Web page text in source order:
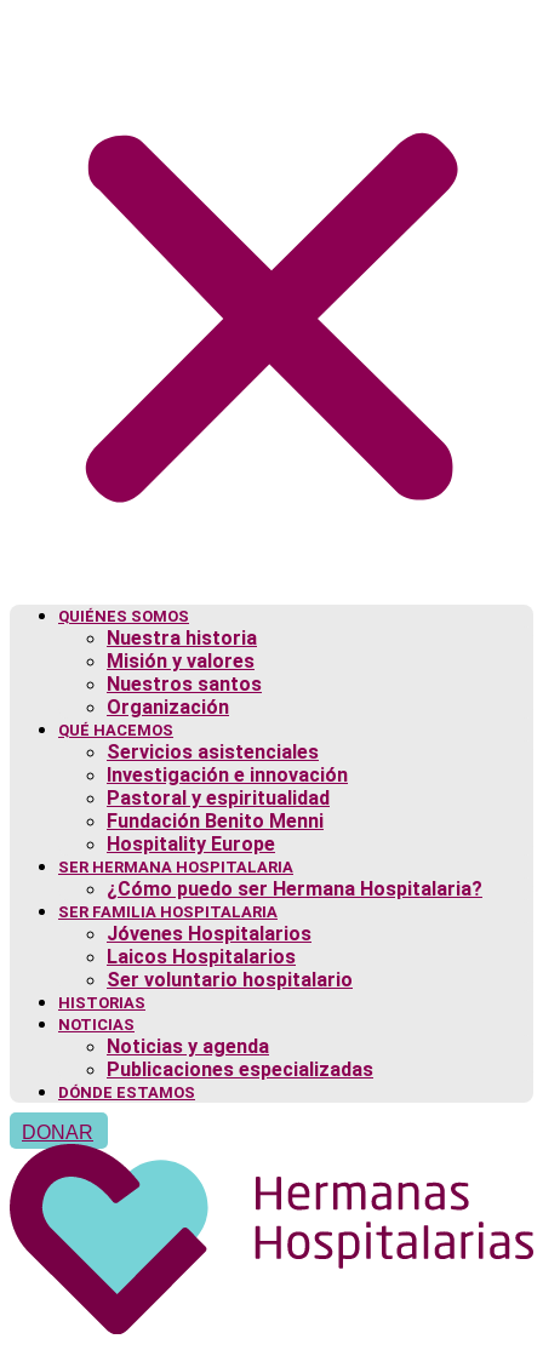
QUIÉNES SOMOS
Nuestra historia
Misión y valores
Nuestros santos
Organización
QUÉ HACEMOS
Servicios asistenciales
Investigación e innovación
Pastoral y espiritualidad
Fundación Benito Menni
Hospitality Europe
SER HERMANA HOSPITALARIA
¿Cómo puedo ser Hermana Hospitalaria?
SER FAMILIA HOSPITALARIA
Jóvenes Hospitalarios
Laicos Hospitalarios
Ser voluntario hospitalario
HISTORIAS
NOTICIAS
Noticias y agenda
Publicaciones especializadas
DÓNDE ESTAMOS
DONAR